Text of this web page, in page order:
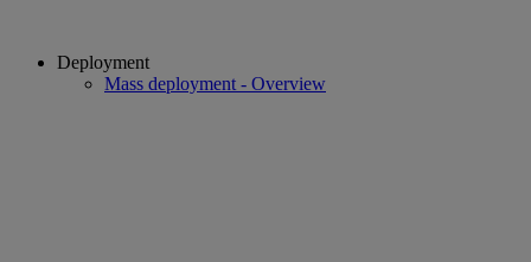
Deployment
Mass deployment - Overview